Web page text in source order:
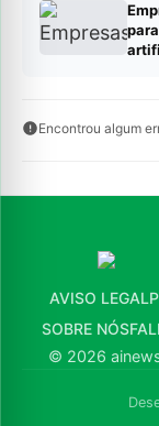
Encontrou algum
AVISO LEGAL
SOBRE NÓS
© 2026